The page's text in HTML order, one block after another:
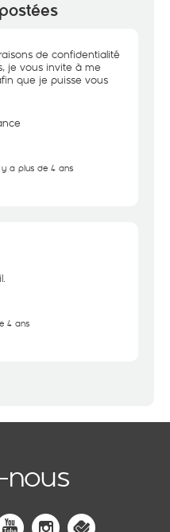
de confidentialité
je vous invite à me
que je puisse vous
y a plus de 4 ans
4 ans
nous